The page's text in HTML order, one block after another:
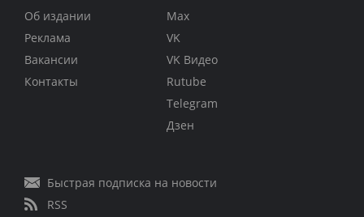
Об издании
Реклама
Вакансии
Контакты
Max
VK
VK Видео
Rutube
Telegram
Дзен
Быстрая подписка на новости
RSS